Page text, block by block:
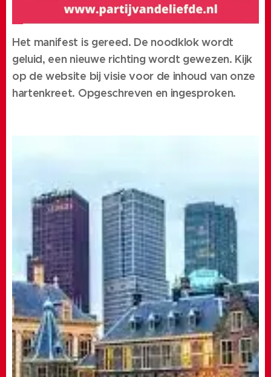
Het manifest is gereed. De noodklok wordt
geluid, een nieuwe richting wordt gewezen. Kijk
op de website bij visie voor de inhoud van onze
hartenkreet. Opgeschreven en ingesproken.